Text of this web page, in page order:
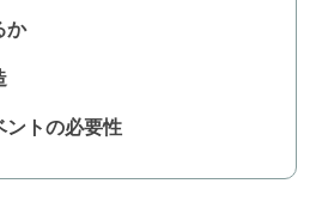
か
ントの必要性